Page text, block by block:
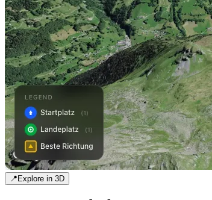
📍Explore in 3D